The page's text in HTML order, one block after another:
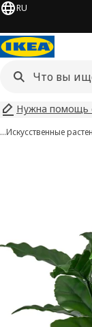
RU
Нужна помощь
…Искусственные